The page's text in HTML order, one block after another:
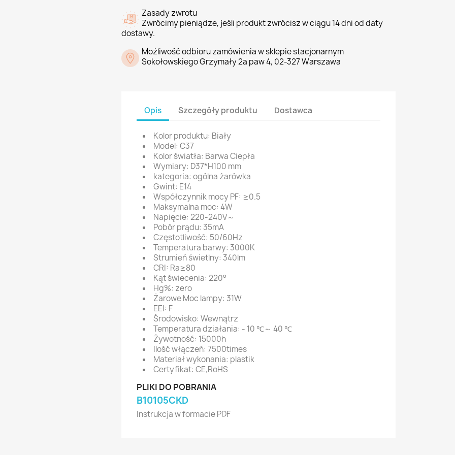
Zasady zwrotu
Zwrócimy pieniądze, jeśli produkt zwrócisz w ciągu 14 dni od daty
dostawy.
Możliwość odbioru zamówienia w sklepie stacjonarnym
Sokołowskiego Grzymały 2a paw 4, 02-327 Warszawa
Opis Szczegóły produktu Dostawca
Kolor produktu: Biały
Model: C37
Kolor światła: Barwa Ciepła
Wymiary: D37*H100 mm
kategoria: ogólna żarówka
Gwint: E14
Współczynnik mocy PF: ≥0.5
Maksymalna moc: 4W
Napięcie: 220-240V～
Pobór prądu: 35mA
Częstotliwość: 50/60Hz
Temperatura barwy: 3000K
Strumień świetlny: 340lm
CRI: Ra≥80
Kąt świecenia: 220°
Hg%: zero
Żarowe Moc lampy: 31W
EEI: F
Środowisko: Wewnątrz
Temperatura działania: - 10 ℃～ 40 ℃
Żywotność: 15000h
Ilość włączeń: 7500times
Materiał wykonania: plastik
Certyfikat: CE,RoHS
PLIKI DO POBRANIA
B10105CKD
Instrukcja w formacie PDF